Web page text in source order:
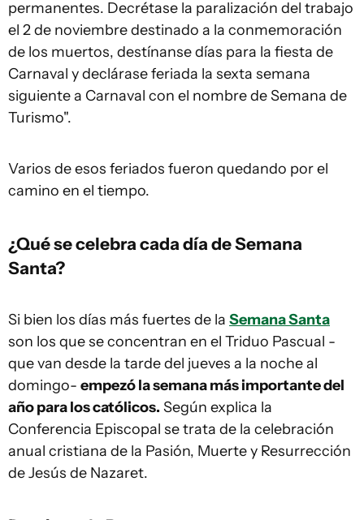
permanentes. Decrétase la paralización del trabajo
el 2 de noviembre destinado a la conmemoración
de los muertos, destínanse días para la fiesta de
Carnaval y declárase feriada la sexta semana
siguiente a Carnaval con el nombre de Semana de
Turismo".
Varios de esos feriados fueron quedando por el
camino en el tiempo.
¿Qué se celebra cada día de Semana
Santa?
Si bien los días más fuertes de la Semana Santa
son los que se concentran en el Triduo Pascual -
que van desde la tarde del jueves a la noche al
domingo- empezó la semana más importante del
año para los católicos. Según explica la
Conferencia Episcopal se trata de la celebración
anual cristiana de la Pasión, Muerte y Resurrección
de Jesús de Nazaret.